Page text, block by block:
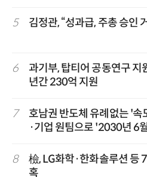
5 김정관, “성과급, 주총 승인
6
과기부, 탑티어 공동연구
년간 230억 지원
7
호남권 반도체 유례없는 '
·기업 원팀으로 '2030년 6
8
檢, LG화학·한화솔루션 등
혹